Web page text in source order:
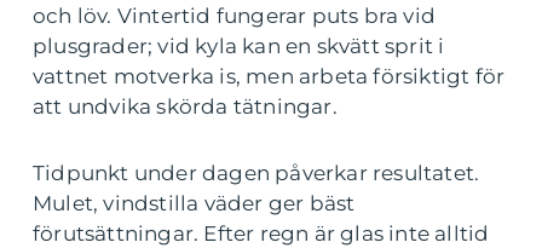
och löv. Vintertid fungerar puts bra vid
plusgrader; vid kyla kan en skvätt sprit i
vattnet motverka is, men arbeta försiktigt för
att undvika skörda tätningar.
Tidpunkt under dagen påverkar resultatet.
Mulet, vindstilla väder ger bäst
förutsättningar. Efter regn är glas inte alltid